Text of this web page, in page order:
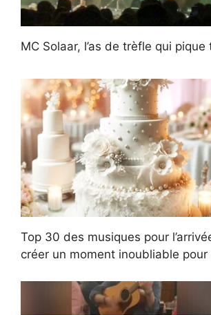
MC Solaar, l’as de trèfle qui
Top 30 des musiques pour
créer un moment inoubliable